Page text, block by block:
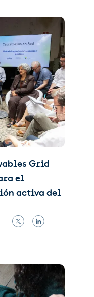
Grid
el
activa del